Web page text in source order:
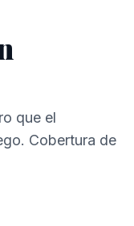
que el
Cobertura de